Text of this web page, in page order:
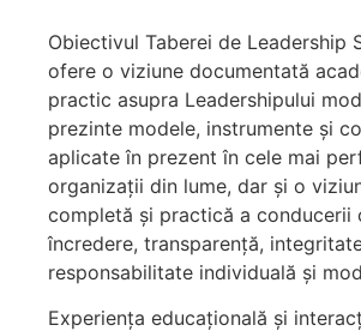
Obiectivul Taberei de Leadership
ofere o viziune documentată
practic asupra Leadershipului
prezinte modele, instrumente și
aplicate în prezent în cele mai
organizații din lume, dar și o
completă și practică a conducerii
încredere, transparență,
responsabilitate individuală și
Experiența educațională și